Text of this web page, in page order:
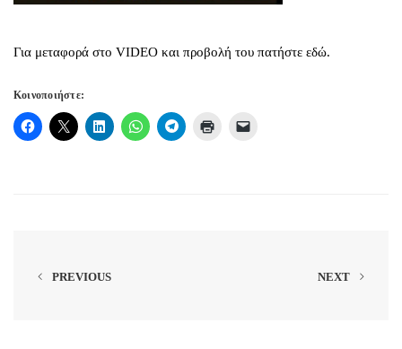
Για μεταφορά στο VIDEO και προβολή του πατήστε εδώ.
Κοινοποιήστε:
PREVIOUS NEXT